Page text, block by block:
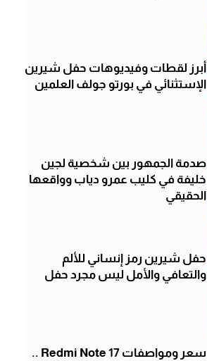
أبرز لقطات وفيديوهات حفل شيرين
الإستثنائي في بورتو جولف العلمين
صدمة الجمهور بين شخصية لجين
خليفة في كليب عمرو دياب وواقعها
الحقيقي
حفل شيرين رمز إنساني للألم
والتعافي والأمل ليس مجرد حفل
سعر ومواصفات Redmi Note 17 ..